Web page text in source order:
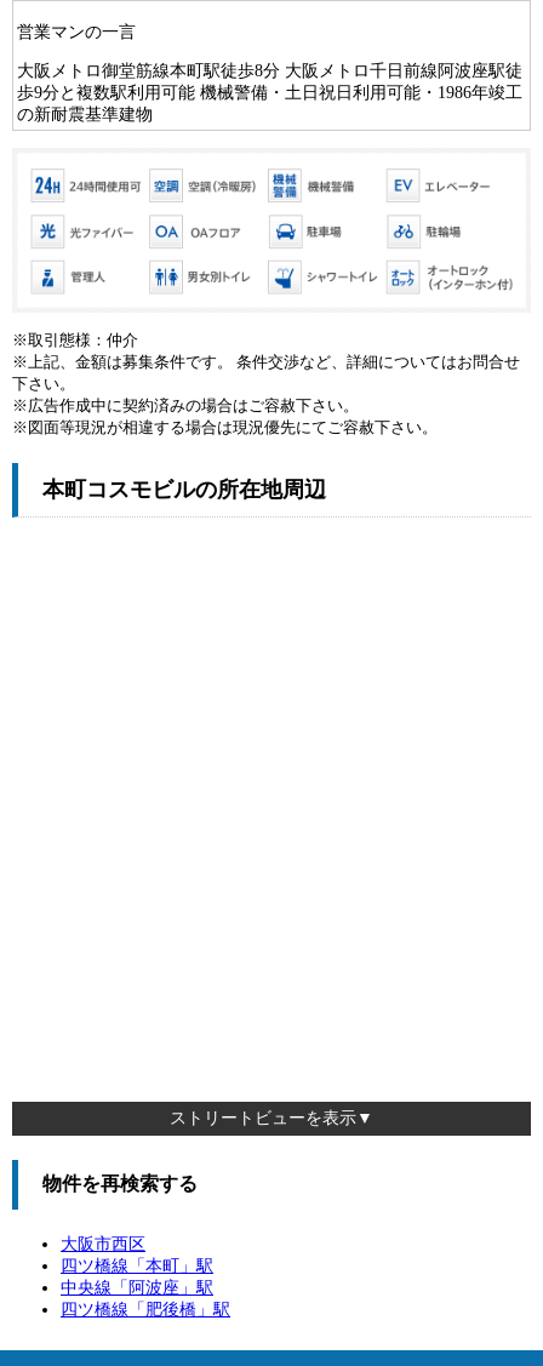
営業マンの一言
大阪メトロ御堂筋線本町駅徒歩8分 大阪メトロ千日前線阿波座駅徒
歩9分と複数駅利用可能 機械警備・土日祝日利用可能・1986年竣工
の新耐震基準建物
※取引態様：仲介
※上記、金額は募集条件です。 条件交渉など、詳細についてはお問合せ
下さい。
※広告作成中に契約済みの場合はご容赦下さい。
※図面等現況が相違する場合は現況優先にてご容赦下さい。
本町コスモビルの所在地周辺
ストリートビューを表示▼
物件を再検索する
大阪市西区
四ツ橋線「 本町
」駅
中央線「 阿波座 」駅
四ツ橋線「 肥後橋 」駅